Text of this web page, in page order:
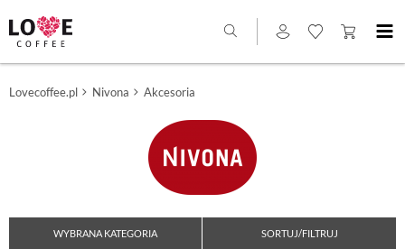
Lovecoffee.pl Nivona Akcesoria
WYBRANA KATEGORIA SORTUJ/FILTRUJ